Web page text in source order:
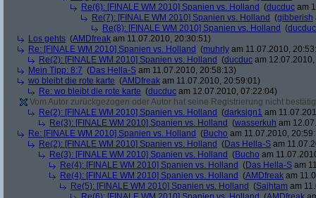
Re(6): [FINALE WM 2010] Spanien vs. Holland (ducduc am
Re(7): [FINALE WM 2010] Spanien vs. Holland (gibberish
Re(8): [FINALE WM 2010] Spanien vs. Holland (ducduc
Los gehts (AMDfreak am 11.07.2010, 20:30:51)
Re: [FINALE WM 2010] Spanien vs. Holland (muhrly am 11.07.2010,
Re(2): [FINALE WM 2010] Spanien vs. Holland (ducduc am
Mein Tipp: 8:7 (Das Hella-S am 11.07.2010, 20:58:13)
wo bleibt die rote karte (AMDfreak am 11.07.2010, 20:59:01)
Re: wo bleibt die rote karte (ducduc am 12.07.2010, 07:22:04)
Vom Autor zurückgezogen oder Autor hat seine Registrierung nicht
Re(2): [FINALE WM 2010] Spanien vs. Holland (darksign1 am
Re(3): [FINALE WM 2010] Spanien vs. Holland (wasserkuh am
Re: [FINALE WM 2010] Spanien vs. Holland (Bucho am 11.07.2010,
Re(2): [FINALE WM 2010] Spanien vs. Holland (Das Hella-S am
Re(3): [FINALE WM 2010] Spanien vs. Holland (Bucho am
Re(4): [FINALE WM 2010] Spanien vs. Holland (Das Hella-S am
Re(4): [FINALE WM 2010] Spanien vs. Holland (AMDfreak am
Re(5): [FINALE WM 2010] Spanien vs. Holland (Sajhtam am